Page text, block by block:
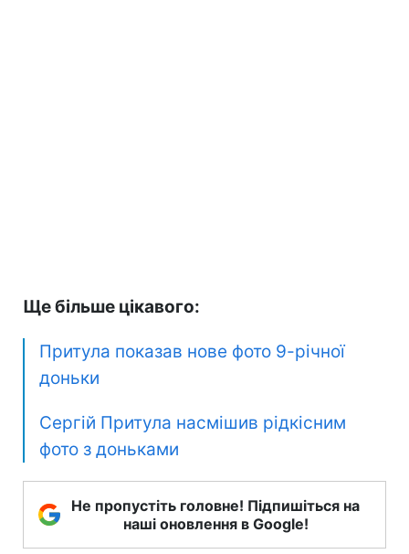
Ще більше цікавого:
Притула показав нове фото 9-річної
доньки
Сергій Притула насмішив рідкісним
фото з доньками
Не пропустіть головне! Підпишіться на
наші оновлення в Google!